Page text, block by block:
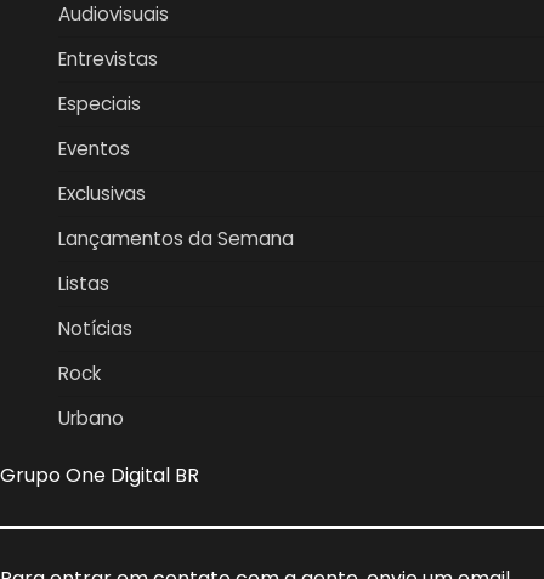
Audiovisuais
Entrevistas
Especiais
Eventos
Exclusivas
Lançamentos da Semana
Listas
Notícias
Rock
Urbano
Grupo One Digital BR